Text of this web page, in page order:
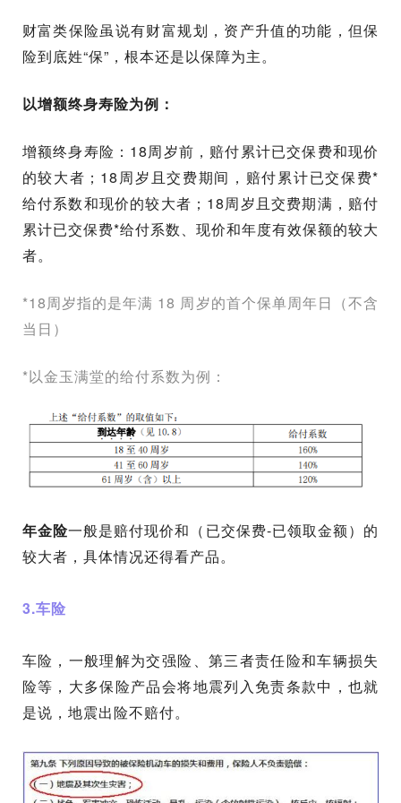
财富类保险虽说有财富规划，资产升值的功能，但保
险到底姓“保”，根本还是以保障为主。
以增额终身寿险为例：
增额终身寿险：18周岁前，赔付累计已交保费和现价
的较大者；18周岁且交费期间，赔付累计已交保费*
给付系数和现价的较大者；18周岁且交费期满，赔付
累计已交保费*给付系数、现价和年度有效保额的较大
者。
*18周岁指的是年满 18 周岁的首个保单周年日（不含
当日）
*以金玉满堂的给付系数为例：
年金险一般是赔付现价和（已交保费-已领取金额）的
较大者，具体情况还得看产品。
3.车险
车险，一般理解为交强险、第三者责任险和车辆损失
险等，大多保险产品会将地震列入免责条款中，也就
是说，地震出险不赔付。